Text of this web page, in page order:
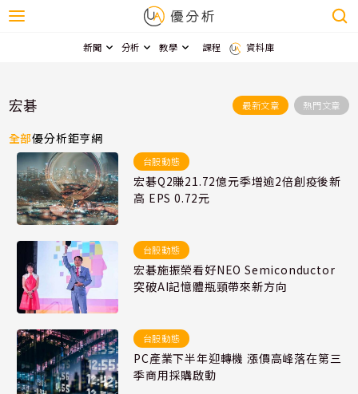
新聞 分析 教學 課程 資料庫
宏碁 最新文章 熱門文章
全部優分析鉅亨網
台股動態
宏碁Q2賺21.72億元季增逾2倍創疫後新
高 EPS 0.72元
台股動態
宏碁施振榮看好NEO Semiconductor
突破AI記憶體瓶頸帶來新方向
台股動態
PC產業下半年迎轉機 漲價高峰落在第三
季商用採購啟動